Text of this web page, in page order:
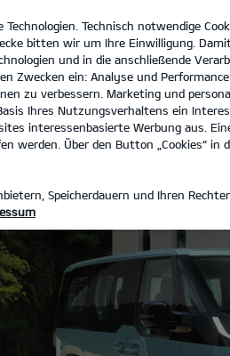
Autohaus
Technisch notwendige
bitten wir um Ihre Einwilligung.
und in die anschließende
Zwecken ein: Analyse und
zu verbessern. Marketing und
Ihres Nutzungsverhaltens ein
interessenbasierte Werbung aus.
Über den Button „Cookies“ in
Speicherdauern und Ihren